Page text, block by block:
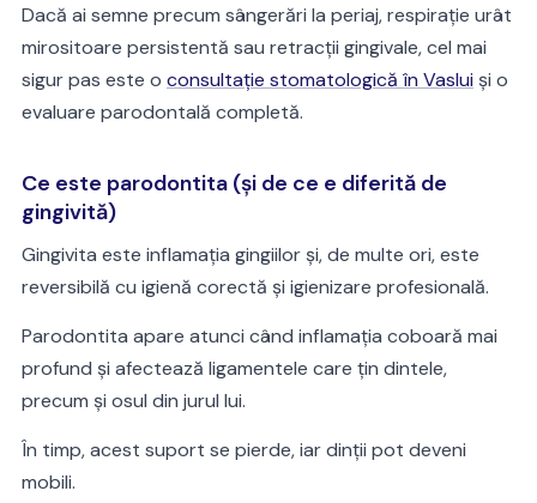
Dacă ai semne precum sângerări la periaj, respirație urât
mirositoare persistentă sau retracții gingivale, cel mai
sigur pas este o consultație stomatologică în Vaslui și o
evaluare parodontală completă.
Ce este parodontita (și de ce e diferită de
gingivită)
Gingivita este inflamația gingiilor și, de multe ori, este
reversibilă cu igienă corectă și igienizare profesională.
Parodontita apare atunci când inflamația coboară mai
profund și afectează ligamentele care țin dintele,
precum și osul din jurul lui.
În timp, acest suport se pierde, iar dinții pot deveni
mobili.